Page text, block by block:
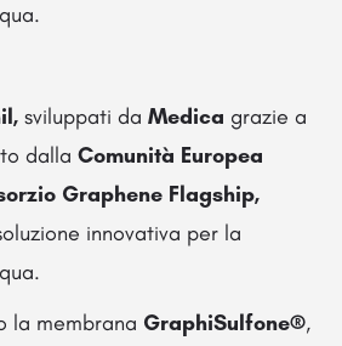
sviluppati da Medica grazie a
dalla Comunità Europea
Graphene Flagship,
innovativa per la
la membrana GraphiSulfone®,